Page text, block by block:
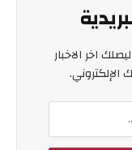
اخر الاخبار
الإلكتروني.